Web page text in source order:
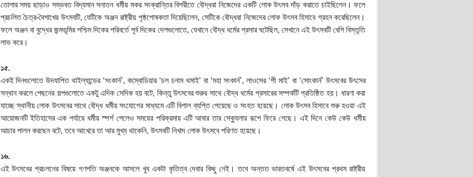
তোলার সময় ছাড়াও সম্ভবত বিদ্যমান সনাতন ধর্মীয় মকর সংক্রান্তির বিপরীতে বৌদ্ধরা নিজেদের একটি লোক উৎসব দাঁড় করাতে চাইছিলেন। ফলে
প্রচলিত চৈত্র-বৈশাখের উৎসবটি, যেটিকে অঞ্জন রাষ্ট্রীয় পৃষ্ঠপোষকতা দিয়েছিলেন, সেটিকে বৌদ্ধরা নিজেদের লোক উৎসব হিসাবে গ্রহন করেছিলেন।
ফলে অঞ্জন বা বুদ্ধের জন্মভূমির পশ্চিম দিকের পরিবর্তে পূর্ব দিকের দেশগুলোতে, যেখানে বৌদ্ধ ধর্মের প্রসার ঘটেছিল, সেখানে এই উৎসবটি বেশি বিস্তৃতি
লাভ করে।
১৫.
একই দিনগুলোতে উদযাপিত থাইল্যান্ডের ‘সংকার্ন’, কম্বোডিয়ার ‘চল চনাম থমাই’ বা ‘মহা সংকার্ন’, লাওসের ‘পী মাই’ বা ‘সোংকার্ন’ উৎসবের উৎসের
সন্ধান করলে পেছনের গল্পগুলোতে একটু এদিক সেদিক হয় বটে, কিন্তু উৎসবের শুরুর সাথে বৌদ্ধ ধর্মের প্রসারের সম্পর্কটি প্রতিষ্ঠিত হয়। ধারণা করা
যাচ্ছে স্থানীয় লোক উৎসবের সাথে বৌদ্ধ ধর্মীয় সংযোগের মাধ্যমে এটি বিশাল ব্যপ্তি পেয়েছে ও সংহত হয়েছে। লোক উৎসব হিসাবে শুরু হওয়া এই
আয়োজনটি ইতিহাসের এক পর্যায়ে ধর্মীয় স্পর্শ পেলেও সময়ের পরিক্রমায় এটি আবার তার সেক্যুলার রূপে ফিরে গেছে। এই দিনে কেউ কেউ ধর্মীয়
আচার পালন করছেন বটে, তবে আখেরে তা আর মুখ্য থাকেনি, উৎসবটি নিখাদ লোক উৎসবে পরিণত হয়েছে।
১৬.
এই উৎসবের প্রচলনের বিষয়ে গণপতি অঞ্জনকে আসলে খুব একটা কৃতিত্ব দেবার কিছু নেই। তবে অন্তত ভারতবর্ষে এই উৎসবের প্রথম রাষ্ট্রীয়